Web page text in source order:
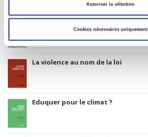
Autoriser la sélection
Cookies nécessaires uniquement
Rome, promenades sociologiques
La violence au nom de la loi
Eduquer pour le climat ?